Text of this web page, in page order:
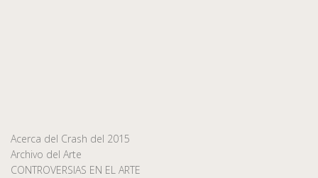
Acerca del Crash del 2015
Archivo del Arte
CONTROVERSIAS EN EL ARTE